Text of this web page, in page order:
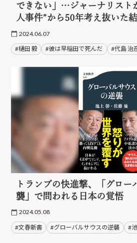
できない」…ジャーナリスト
人事件”から50年考え抜いた
2024.06.07
#樋田 毅 #彼は早稲田で死んだ #代島 治
トランプの快進撃、「グロー
襲」で問われる日本の覚悟
2024.05.08
#文春新書 #グローバルサウスの逆襲 #